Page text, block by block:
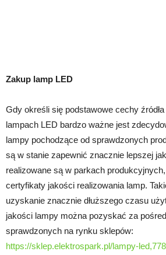
Zakup lamp LED
Gdy określi się podstawowe cechy źródła
lampach LED bardzo ważne jest
lampy pochodzące od sprawdzonych
są w stanie zapewnić znacznie lepszej
realizowane są w parkach
certyfikaty jakości realizowania lamp.
uzyskanie znacznie dłuższego czasu
jakości lampy można pozyskać za
sprawdzonych na rynku sklepów:
https://sklep.elektrospark.pl/lampy-